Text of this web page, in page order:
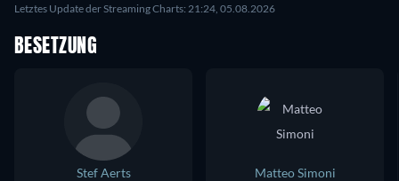
Letztes Update der Streaming Charts: 21:24, 05.08.2026
BESETZUNG
Stef Aerts
Matteo Simoni